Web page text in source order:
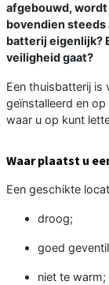
afgebouwd, wordt
bovendien steeds
batterij eigenlijk?
veiligheid gaat?
Een thuisbatterij is
geïnstalleerd en
waar u op kunt
Waar plaatst u
Een geschikte
droog;
goed
niet te warm;